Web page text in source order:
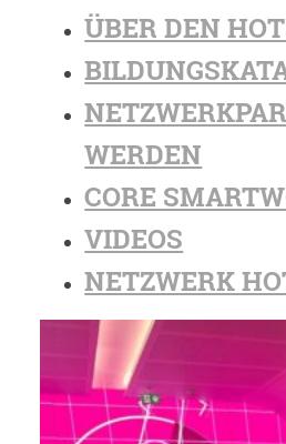
ÜBER DEN
WERDEN
CORE
VIDEOS
NETZWERK